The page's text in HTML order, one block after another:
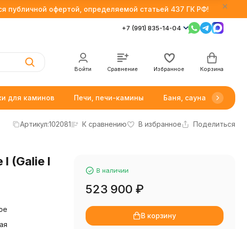
публичной офертой, определяемой статьей 437 ГК РФ!
+7 (991) 835-14-04
Войти Сравнение Избранное Корзина
для каминов Печи, печи-камины Баня, сауна
Артикул:102081 К сравнению В избранное Поделиться
l (Galie l
В наличии
523 900 ₽
В корзину